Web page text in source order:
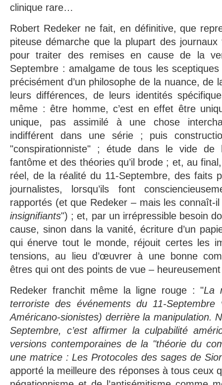
clinique rare…
Robert Redeker ne fait, en définitive, que
piteuse démarche que la plupart des
pour traiter des remises en cause de la
Septembre : amalgame de tous les sceptiques
précisément d’un philosophe de la nuance, de
leurs différences, de leurs identités
même : être homme, c’est en effet être
unique, pas assimilé à une chose
indifférent dans une série ; puis
"conspirationniste" ; étude dans le vide de
fantôme et des théories qu’il brode ; et, au
réel, de la réalité du 11-Septembre, des faits
journalistes, lorsqu’ils font
rapportés (et que Redeker – mais les connaît-
insignifiants") ; et, par un irrépressible besoin
cause, sinon dans la vanité, écriture d’un
qui énerve tout le monde, réjouit certes les
tensions, au lieu d’œuvrer à une bonne
êtres qui ont des points de vue –
Redeker franchit même la ligne rouge : "La
terroriste des événements du 11-
Américano-sionistes) derrière la manipulation.
Septembre, c’est affirmer la culpabilité
versions contemporaines de la "théorie du
une matrice : Les Protocoles des sages de
apporté la meilleure des réponses à tous ceux